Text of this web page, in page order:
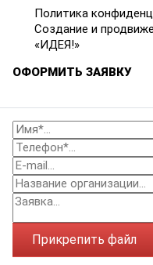
Политика
Создание и
«ИДЕЯ!»
ОФОРМИТЬ ЗАЯВКУ
Прикрепить файл